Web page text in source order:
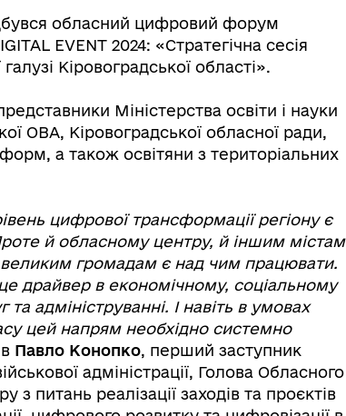
обласний цифровий форум
EVENT 2024: «Стратегічна сесія
Кіровоградської області».
Міністерства освіти і науки
ОВА, Кіровоградської обласної ради,
а також освітяни з територіальних
цифрової трансформації регіону є
й обласному центру, й іншим містам
великим громадам є над чим працювати.
драйвер в економічному, соціальному
адмініструванні. І навіть в умовах
цей напрям необхідно системно
Павло Конопко, перший заступник
адміністрації, Голова Обласного
з питань реалізації заходів та проєктів